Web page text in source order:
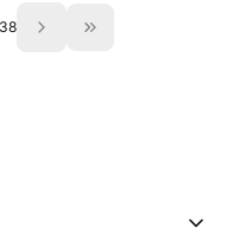
z produktami
Przejdź do